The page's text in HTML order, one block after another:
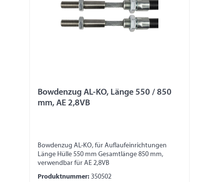
Bowdenzug AL-KO, Länge 550 / 850
mm, AE 2,8VB
Bowdenzug AL-KO, für Auflaufeinrichtungen
Länge Hülle 550 mm Gesamtlänge 850 mm,
verwendbar für AE 2,8VB
Produktnummer: 350502